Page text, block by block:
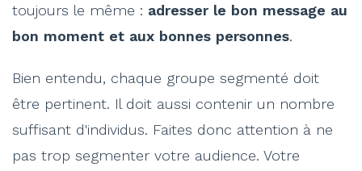
toujours le même : adresser le bon message au
bon moment et aux bonnes personnes.
Bien entendu, chaque groupe segmenté doit
être pertinent. Il doit aussi contenir un nombre
suffisant d'individus. Faites donc attention à ne
pas trop segmenter votre audience. Votre